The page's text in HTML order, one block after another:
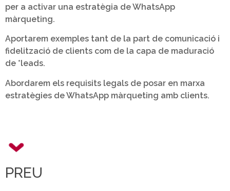
per a activar una estratègia de WhatsApp
màrqueting.
Aportarem exemples tant de la part de comunicació i
fidelització de clients com de la capa de maduració
de *leads.
Abordarem els requisits legals de posar en marxa
estratègies de WhatsApp màrqueting amb clients.
PREU